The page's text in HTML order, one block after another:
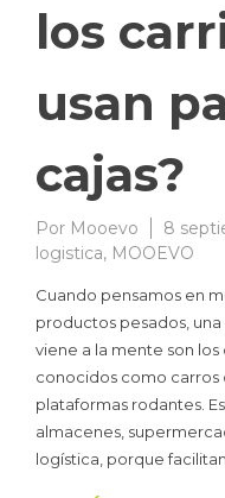
los
usan
cajas?
Por Mooevo 8
logistica, MOOEVO
Cuando pensamos en
productos pesados,
viene a la mente son
conocidos como carros
plataformas rodantes.
almacenes,
logística, porque